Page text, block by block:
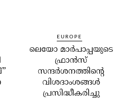
EUROPE
ലെയോ മാര്‍പാപ്പയുടെ
ഫ്രാന്‍സ്
സന്ദര്‍ശനത്തിന്റെ
വിശദാംശങ്ങള്‍
പ്രസിദ്ധീകരിച്ചു